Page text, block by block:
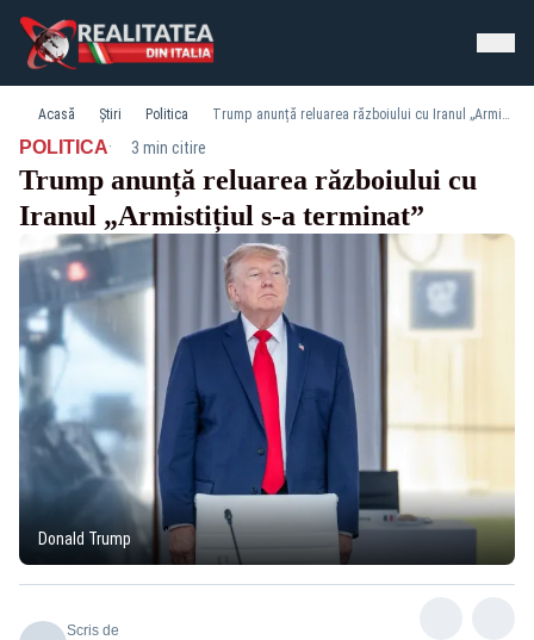
Acasă Știri Politica Trump anunță reluarea războiului cu Iranul „Armistițiul s-a terminat”
POLITICA· 3 min citire
Trump anunță reluarea războiului cu
Iranul „Armistițiul s-a terminat”
Donald Trump
Scris de